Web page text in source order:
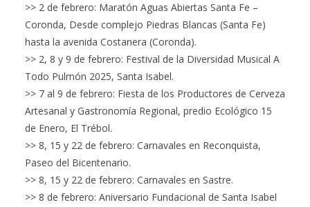
>> 2 de febrero: Maratón Aguas Abiertas Santa Fe –
Coronda, Desde complejo Piedras Blancas (Santa Fe)
hasta la avenida Costanera (Coronda).
>> 2, 8 y 9 de febrero: Festival de la Diversidad Musical A
Todo Pulmón 2025, Santa Isabel.
>> 7 al 9 de febrero: Fiesta de los Productores de Cerveza
Artesanal y Gastronomía Regional, predio Ecológico 15
de Enero, El Trébol.
>> 8, 15 y 22 de febrero: Carnavales en Reconquista,
Paseo del Bicentenario.
>> 8, 15 y 22 de febrero: Carnavales en Sastre.
>> 8 de febrero: Aniversario Fundacional de Santa Isabel